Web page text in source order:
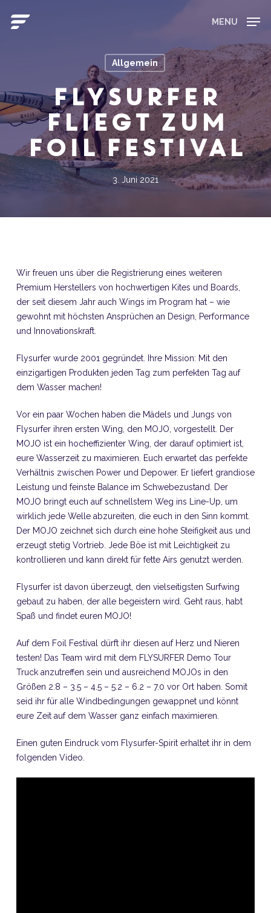
MENU
Allgemein
FLYSURFER
fliegt zum
Foil Festival
3. Juni 2021
Wir freuen uns über die Registrierung eines weiteren
Premium Herstellers von hochwertigen Kites und Boards,
der seit diesem Jahr auch Wings im Program hat – wie
gewohnt mit höchsten Ansprüchen an Design, Performance
und Innovationskraft.
Flysurfer wurde 2001 gegründet. Ihre Mission: Mit den
einzigartigen Produkten jeden Tag zum perfekten Tag auf
dem Wasser machen!
Vor ein paar Wochen haben die Mädels und Jungs von
Flysurfer ihren ersten Wing, den MOJO, vorgestellt. Der
MOJO ist ein hocheffizienter Wing, der darauf optimiert ist,
eure Wasserzeit zu maximieren. Euch erwartet das perfekte
Verhältnis zwischen Power und Depower. Er liefert grandiose
Leistung und feinste Balance im Schwebezustand. Der
MOJO bringt euch auf schnellstem Weg ins Line-Up, um
wirklich jede Welle abzureiten, die euch in den Sinn kommt.
Der MOJO zeichnet sich durch eine hohe Steifigkeit aus und
erzeugt stetig Vortrieb. Jede Böe ist mit Leichtigkeit zu
kontrollieren und kann direkt für fette Airs genutzt werden.
Flysurfer ist davon überzeugt, den vielseitigsten Surfwing
gebaut zu haben, der alle begeistern wird. Geht raus, habt
Spaß und findet euren MOJO!
Auf dem Foil Festival dürft ihr diesen auf Herz und Nieren
testen! Das Team wird mit dem FLYSURFER Demo Tour
Truck anzutreffen sein und ausreichend MOJOs in den
Größen 2.8 – 3.5 – 4.5 – 5.2 – 6.2 – 7.0 vor Ort haben. Somit
seid ihr für alle Windbedingungen gewappnet und könnt
eure Zeit auf dem Wasser ganz einfach maximieren.
Einen guten Eindruck vom Flysurfer-Spirit erhaltet ihr in dem
folgenden Video.
Menu